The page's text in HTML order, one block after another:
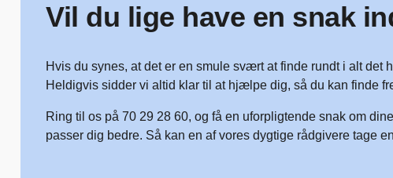
Vil du lige have en snak
Hvis du synes, at det er en smule svært at finde rundt i alt det
Heldigvis sidder vi altid klar til at hjælpe dig, så du kan finde
Ring til os på 70 29 28 60, og få en uforpligtende snak om
passer dig bedre. Så kan en af vores dygtige rådgivere tage